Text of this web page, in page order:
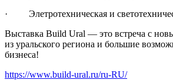
· Элетротехническая и
Выставка Build Ural — это встреча с
из уральского региона и большие
бизнеса!
https://www.build-ural.ru/ru-RU/